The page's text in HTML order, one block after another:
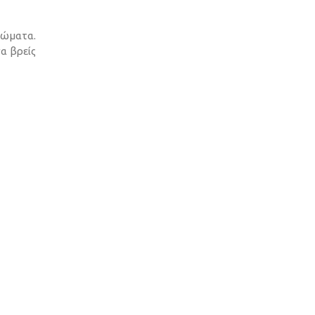
βρείς